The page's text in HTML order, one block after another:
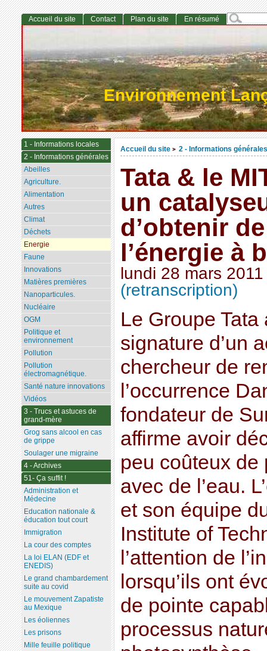
Environnement
Accueil du site > 2 - Informations générales
Tata & le
un
d’obtenir
l’énergie à
lundi 28 mars 2011
(retranscription)
Le Groupe
signature d’un
chercheur de
l’occurrence
fondateur de
affirme avoir
peu coûteux de
avec de l’eau.
et son équipe
Institute of
l’attention de
lorsqu’ils ont
de pointe
processus
Accueil du site Contact Plan du site En résumé
1 - Informations locales
2 - Informations générales
Abeilles
Agriculture.
Alimentation
Autres
Climat
Déchets
Energie
Faune
Innovations
Matières premières
Nanoparticules.
Nucléaire
OGM
Politique et
environnement
Pollution
Pollution
électromagnétique.
Santé nature innovations
Vidéos
3 - Trucs et astuces de
grand-mère
Grog sans alcool en cas
de grippe
Soulager une migraine
4 - Archives
51- Ça suffit !
Administration et
Médecine
Education nationale &
éducation tout court
Immigration
La cour des comptes
La loi ELAN (EDF et
ENEDIS)
Le grand chambardement
suite au covid
Le mouvement Zapatiste
au Mexique
Les éoliennes
Les prisons
Mille feuille politique